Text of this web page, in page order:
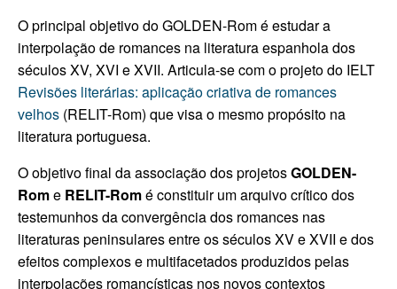
O principal objetivo do GOLDEN-Rom é estudar a
interpolação de romances na literatura espanhola dos
séculos XV, XVI e XVII. Articula-se com o projeto do IELT
Revisões literárias: aplicação criativa de romances
velhos (RELIT-Rom) que visa o mesmo propósito na
literatura portuguesa.
O objetivo final da associação dos projetosGOLDEN-
Rome RELIT-Romé constituir um arquivo crítico dos
testemunhos da convergência dos romances nas
literaturas peninsulares entre os séculos XV e XVII e dos
efeitos complexos e multifacetados produzidos pelas
interpolações romancísticas nos novos contextos